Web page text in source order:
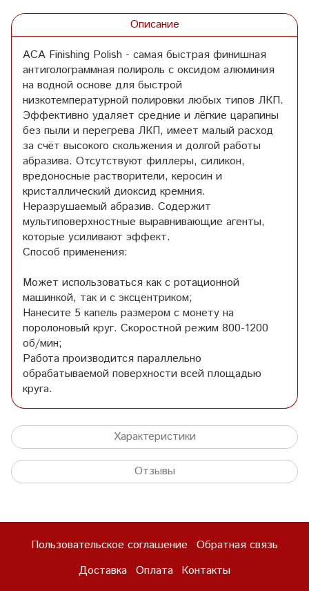
Описание
ACA Finishing Polish - самая быстрая финишная
антиголограммная полироль с оксидом алюминия
на водной основе для быстрой
низкотемпературной полировки любых типов ЛКП.
Эффективно удаляет средние и лёгкие царапины
без пыли и перегрева ЛКП, имеет малый расход
за счёт высокого скольжения и долгой работы
абразива. Отсутствуют филлеры, силикон,
вредоносные растворители, керосин и
кристаллический диоксид кремния.
Неразрушаемый абразив. Содержит
мультиповерхностные выравнивающие агенты,
которые усиливают эффект.
Способ применения:
Может использоваться как с ротационной
машинкой, так и с эксцентриком;
Нанесите 5 капель размером с монету на
поролоновый круг. Скоростной режим 800-1200
об/мин;
Работа производится параллельно
обрабатываемой поверхности всей площадью
круга.
Характеристики
Отзывы
Пользовательское соглашение Обратная связь
Доставка Оплата Контакты